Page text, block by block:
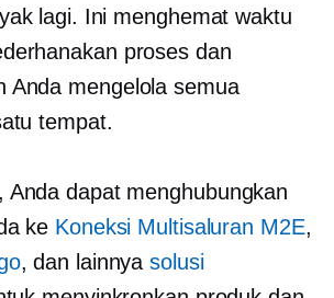
lagi. Ini menghemat waktu
proses dan
Anda mengelola semua
tempat.
Anda dapat menghubungkan
ke Koneksi Multisaluran M2E,
, dan lainnyasolusi